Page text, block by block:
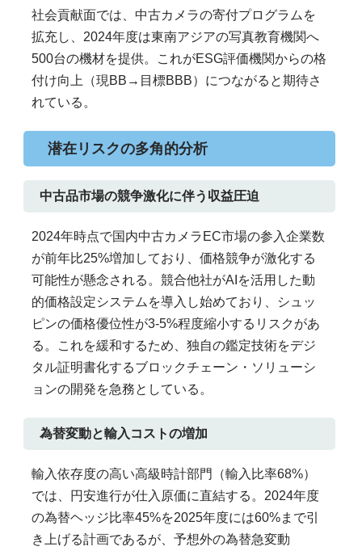
社会貢献面では、中古カメラの寄付プログラムを
拡充し、2024年度は東南アジアの写真教育機関へ
500台の機材を提供。これがESG評価機関からの格
付け向上（現BB→目標BBB）につながると期待さ
れている。
潜在リスクの多角的分析
中古品市場の競争激化に伴う収益圧迫
2024年時点で国内中古カメラEC市場の参入企業数
が前年比25%増加しており、価格競争が激化する
可能性が懸念される。競合他社がAIを活用した動
的価格設定システムを導入し始めており、シュッ
ピンの価格優位性が3-5%程度縮小するリスクがあ
る。これを緩和するため、独自の鑑定技術をデジ
タル証明書化するブロックチェーン・ソリューシ
ョンの開発を急務としている。
為替変動と輸入コストの増加
輸入依存度の高い高級時計部門（輸入比率68%）
では、円安進行が仕入原価に直結する。2024年度
の為替ヘッジ比率45%を2025年度には60%まで引
き上げる計画であるが、予想外の為替急変動